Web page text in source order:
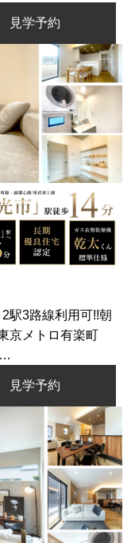
見学予約
駅3路線利用可!!朝
京メトロ有楽町
…
見学予約